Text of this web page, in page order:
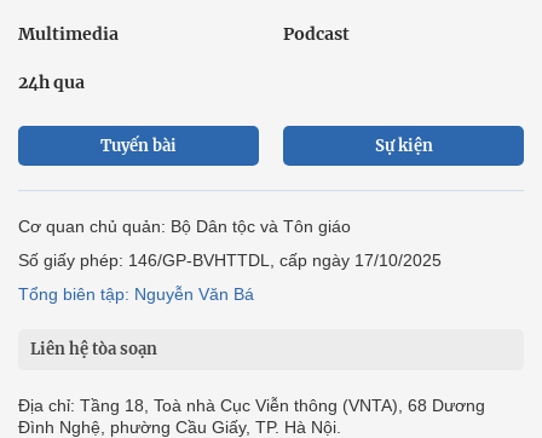
Multimedia Podcast
24h qua
Tuyến bài Sự kiện
Cơ quan chủ quản: Bộ Dân tộc và Tôn giáo
Số giấy phép: 146/GP-BVHTTDL, cấp ngày 17/10/2025
Tổng biên tập: Nguyễn Văn Bá
Liên hệ tòa soạn
Địa chỉ: Tầng 18, Toà nhà Cục Viễn thông (VNTA), 68 Dương
Đình Nghệ, phường Cầu Giấy, TP. Hà Nội.